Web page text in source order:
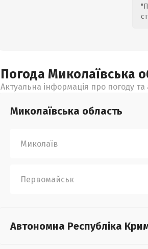
Погода Миколаївська
Актуальна інформація про погоду
Миколаївська область
Миколаїв
Первомайськ
Автономна Республіка